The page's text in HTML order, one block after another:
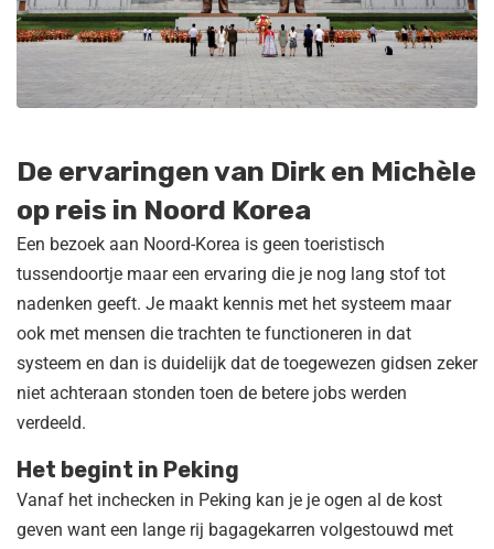
De ervaringen van Dirk en Michèle
op reis in Noord Korea
Een bezoek aan Noord-Korea is geen toeristisch
tussendoortje maar een ervaring die je nog lang stof tot
nadenken geeft. Je maakt kennis met het systeem maar
ook met mensen die trachten te functioneren in dat
systeem en dan is duidelijk dat de toegewezen gidsen zeker
niet achteraan stonden toen de betere jobs werden
verdeeld.
Het begint in Peking
Vanaf het inchecken in Peking kan je je ogen al de kost
geven want een lange rij bagagekarren volgestouwd met